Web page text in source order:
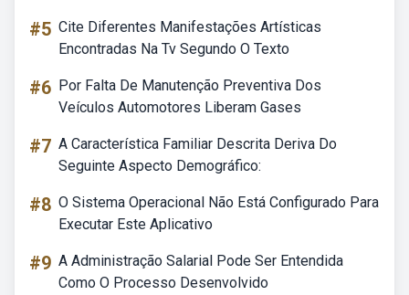
#5 Cite Diferentes Manifestações Artísticas
Encontradas Na Tv Segundo O Texto
#6 Por Falta De Manutenção Preventiva Dos
Veículos Automotores Liberam Gases
#7 A Característica Familiar Descrita Deriva Do
Seguinte Aspecto Demográfico:
#8 O Sistema Operacional Não Está Configurado Para
Executar Este Aplicativo
#9 A Administração Salarial Pode Ser Entendida
Como O Processo Desenvolvido